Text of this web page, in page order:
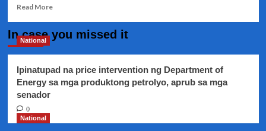
Read MoreRead
GMRC,
Core
subjects
In case you missed it
National
Ipinatupad na price intervention ng Department of
Energy sa mga produktong petrolyo, aprub sa mga
senador
0
National